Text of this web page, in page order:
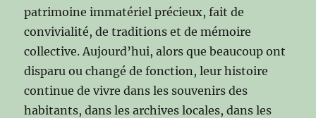
patrimoine immatériel précieux, fait de
convivialité, de traditions et de mémoire
collective. Aujourd’hui, alors que beaucoup ont
disparu ou changé de fonction, leur histoire
continue de vivre dans les souvenirs des
habitants, dans les archives locales, dans les